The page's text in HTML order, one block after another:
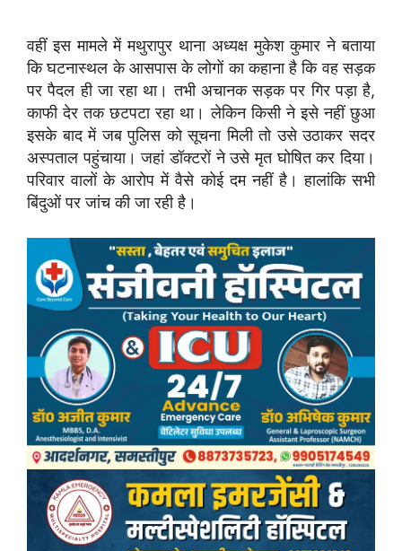
वहीं इस मामले में मथुरापुर थाना अध्यक्ष मुकेश कुमार ने बताया
कि घटनास्थल के आसपास के लोगों का कहाना है कि वह सड़क
पर पैदल ही जा रहा था। तभी अचानक सड़क पर गिर पड़ा है,
काफी देर तक छटपटा रहा था। लेकिन किसी ने इसे नहीं छुआ
इसके बाद में जब पुलिस को सूचना मिली तो उसे उठाकर सदर
अस्पताल पहुंचाया। जहां डॉक्टरों ने उसे मृत घोषित कर दिया।
परिवार वालों के आरोप में वैसे कोई दम नहीं है। हालांकि सभी
बिंदुओं पर जांच की जा रही है।